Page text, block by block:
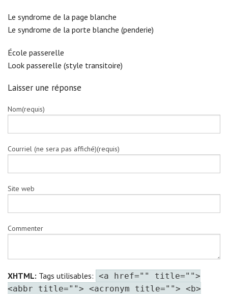
Le syndrome de la page blanche
Le syndrome de la porte blanche (penderie)
École passerelle
Look passerelle (style transitoire)
Laisser une réponse
Nom(requis)
Courriel (ne sera pas affiché)(requis)
Site web
Commenter
XHTML: Tags utilisables: <a href="" title="">
<abbr title=""> <acronym title=""> <b>